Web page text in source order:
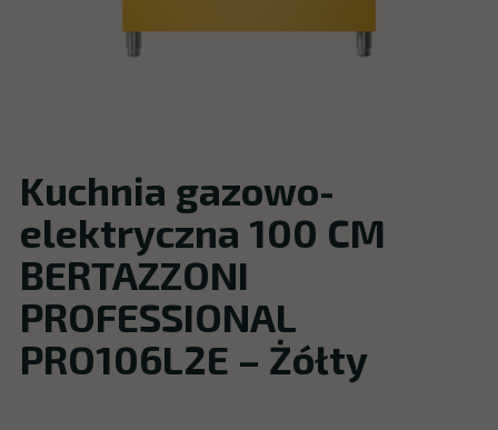
Kuchnia gazowo-
elektryczna 100 CM
BERTAZZONI
PROFESSIONAL
PRO106L2E – Żółty